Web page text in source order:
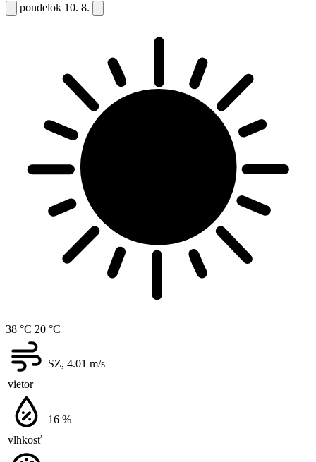
pondelok 10. 8.
38 °C 20 °C
vietor
SZ, 4.01 m/s
vlhkosť
16 %